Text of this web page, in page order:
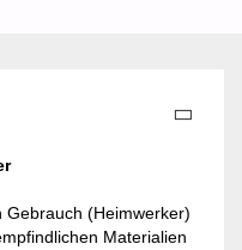
(Heimwerker)
Materialien